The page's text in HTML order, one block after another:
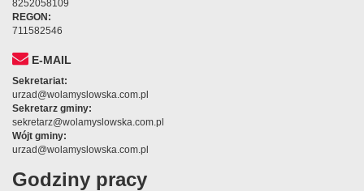
8252058109
REGON:
711582546
E-MAIL
Sekretariat:
urzad@wolamyslowska.com.pl
Sekretarz gminy:
sekretarz@wolamyslowska.com.pl
Wójt gminy:
urzad@wolamyslowska.com.pl
Godziny pracy